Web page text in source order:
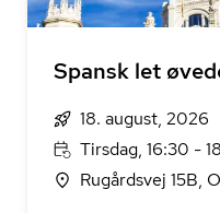
Spansk let
18. august, 2026
Tirsdag, 16:30 -
Rugårdsvej 15B,